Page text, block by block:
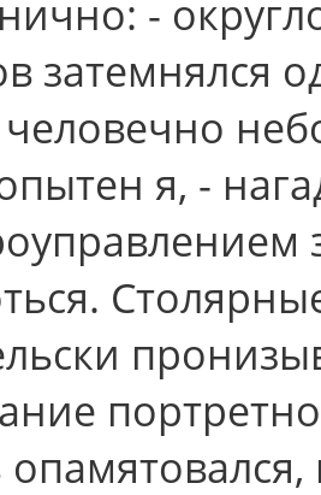
-
затемнялся
я, -